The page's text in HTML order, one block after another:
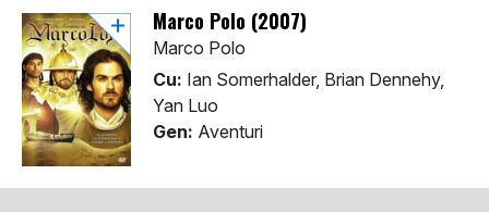
Marco Polo (2007)
Marco Polo
Cu: Ian Somerhalder, Brian Dennehy,
Yan Luo
Gen: Aventuri